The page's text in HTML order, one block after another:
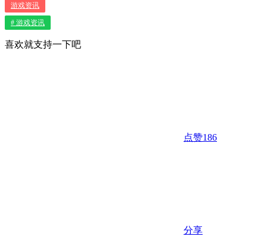
游戏资讯
# 游戏资讯
喜欢就支持一下吧
点赞186
分享